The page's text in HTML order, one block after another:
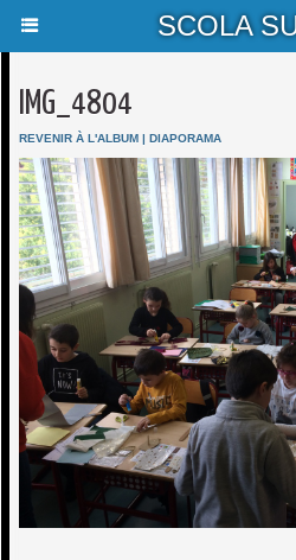
SCOLA
IMG_4804
REVENIR À L'ALBUM | DIAPORAMA